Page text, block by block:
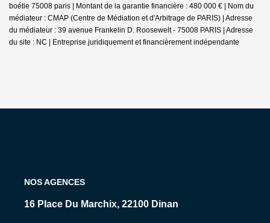
boétie 75008 paris | Montant de la garantie financière : 480 000 € | Nom du
médiateur : CMAP (Centre de Médiation et d'Arbitrage de PARIS) | Adresse
du médiateur : 39 avenue Frankelin D. Roosewelt - 75008 PARIS | Adresse
du site : NC | Entreprise juridiquement et financièrement indépendante
NOS AGENCES
16 Place Du Marchix, 22100 Dinan